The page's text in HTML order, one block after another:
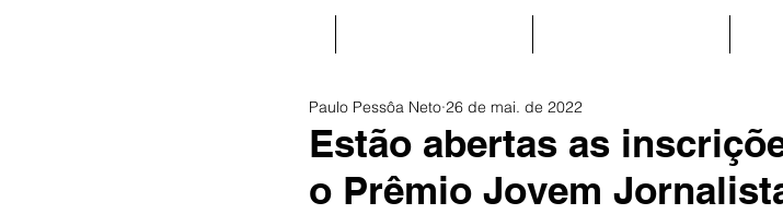
Estão abertas as
o Prêmio Jovem
Paulo Pessôa Neto 26 de mai. de 2022